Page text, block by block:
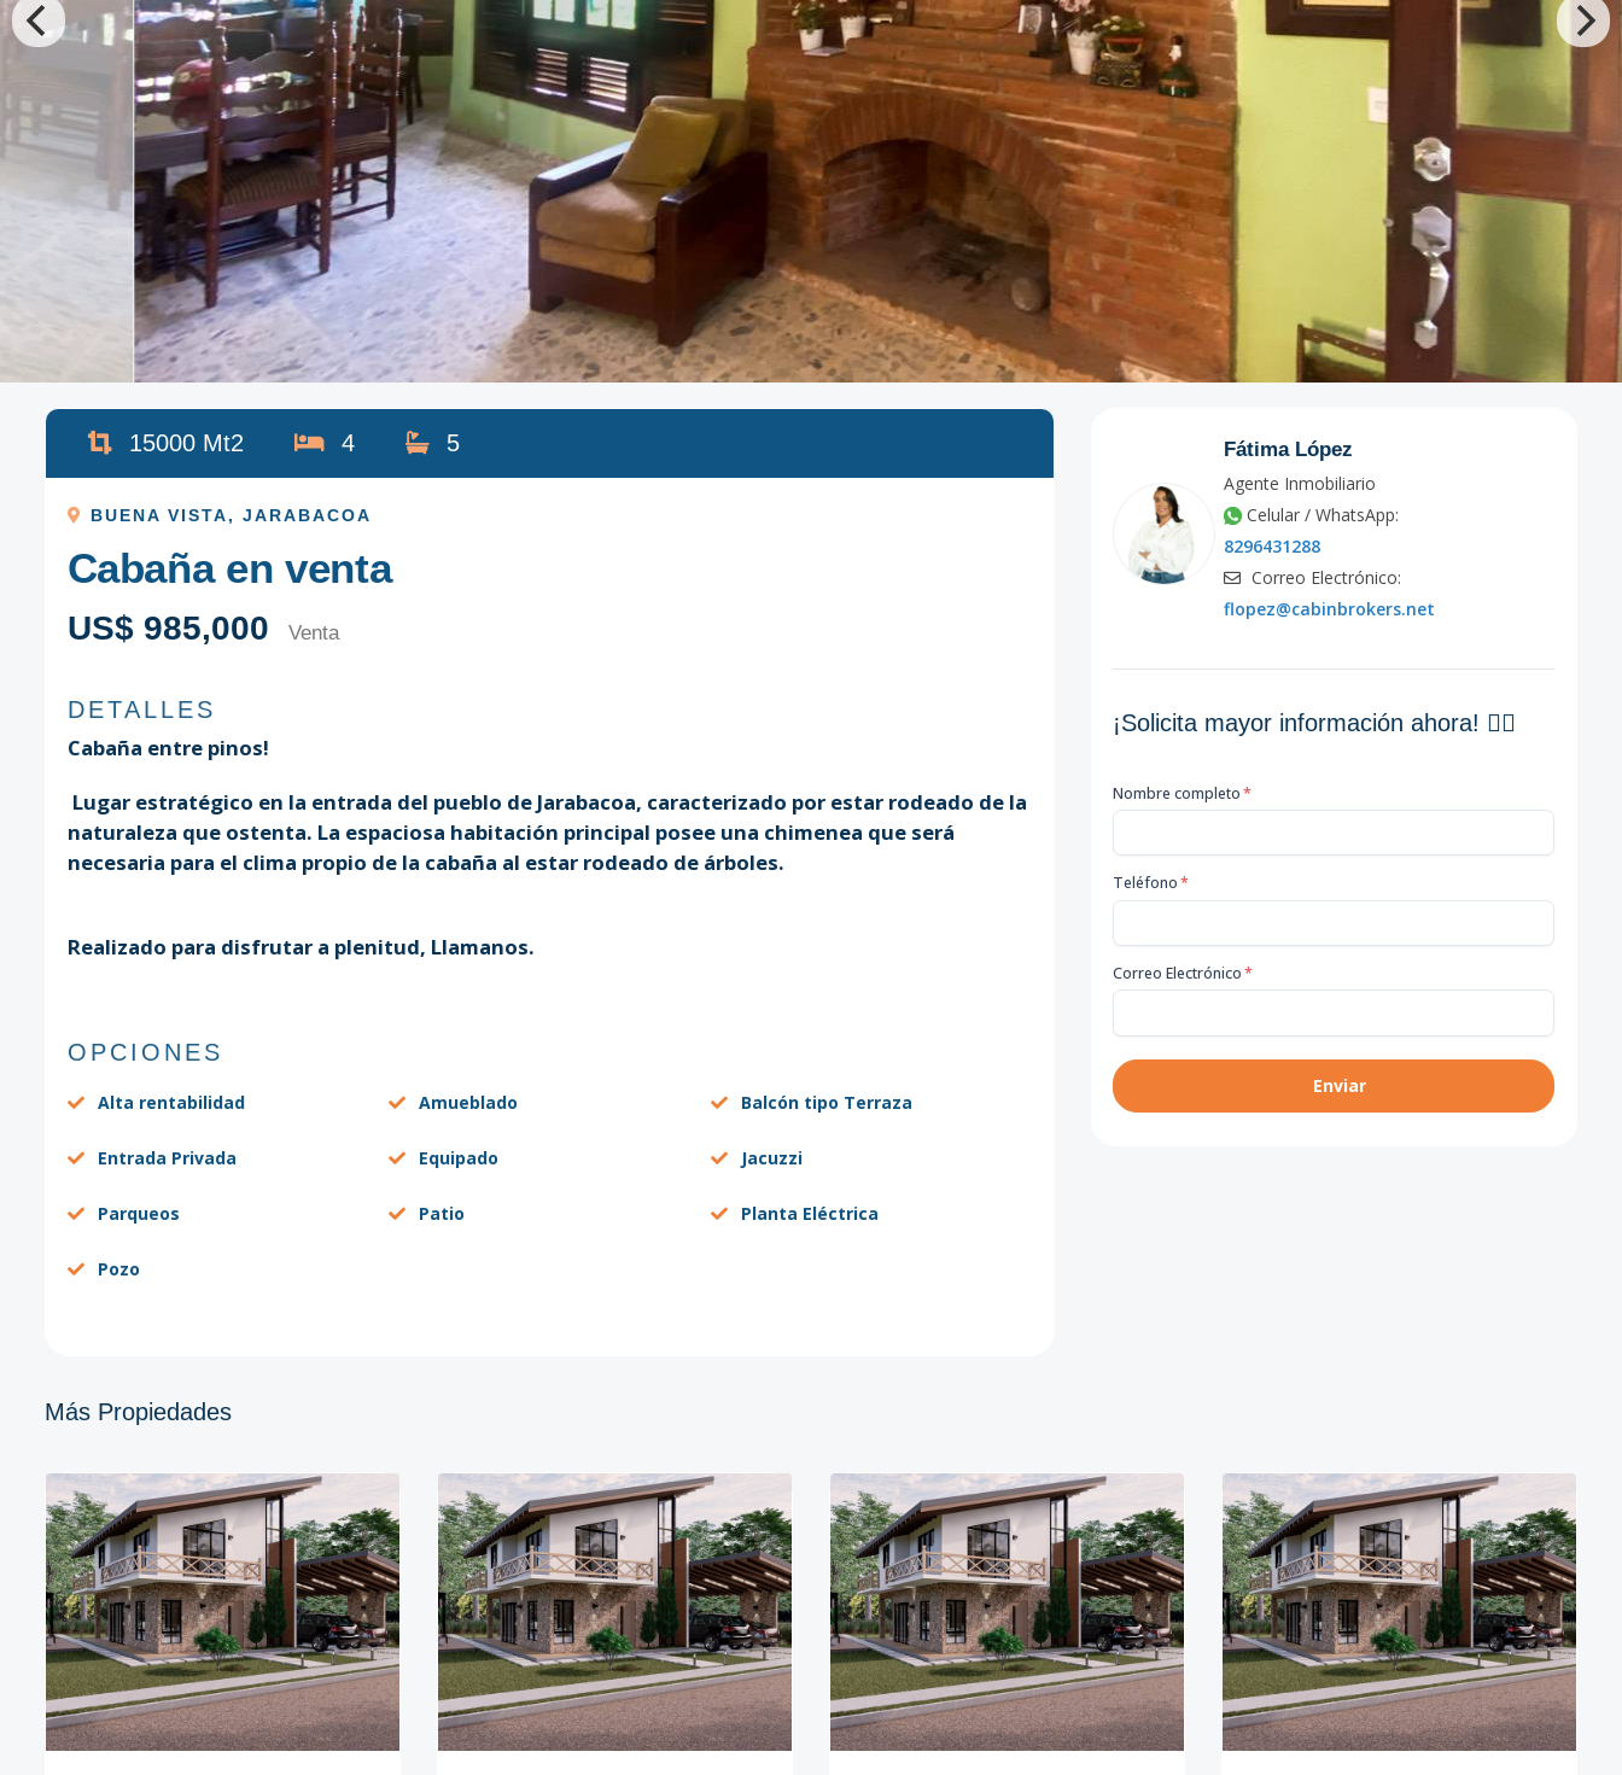
15000 Mt2 4 5
BUENA VISTA, JARABACOA
Cabaña en venta
US$ 985,000 Venta
DETALLES
Cabaña entre pinos!
Lugar estratégico en la entrada del pueblo de Jarabacoa, caracterizado por estar rodeado de la
naturaleza que ostenta. La espaciosa habitación principal posee una chimenea que será
necesaria para el clima propio de la cabaña al estar rodeado de árboles.
Realizado para disfrutar a plenitud, Llamanos.
OPCIONES
Alta rentabilidad Amueblado Balcón tipo Terraza
Entrada Privada Equipado Jacuzzi
Parqueos Patio Planta Eléctrica
Pozo
Fátima López
Agente Inmobiliario
Celular / WhatsApp:
8296431288
Correo Electrónico:
flopez@cabinbrokers.net
¡Solicita mayor información ahora! 👇🏽
Nombre completo*
Teléfono*
Correo Electrónico*
Enviar
Más Propiedades